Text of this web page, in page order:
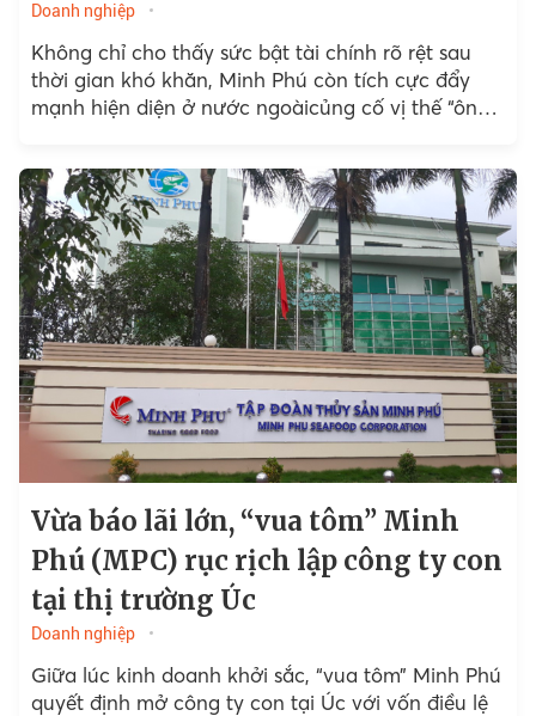
Doanh nghiệp
Không chỉ cho thấy sức bật tài chính rõ rệt sau
thời gian khó khăn, Minh Phú còn tích cực đẩy
mạnh hiện diện ở nước ngoàicủng cố vị thế “ông
Vừa báo lãi lớn, “vua tôm” Minh
Phú (MPC) rục rịch lập công ty con
tại thị trường Úc
Doanh nghiệp
Giữa lúc kinh doanh khởi sắc, “vua tôm” Minh Phú
quyết định mở công ty con tại Úc với vốn điều lệ